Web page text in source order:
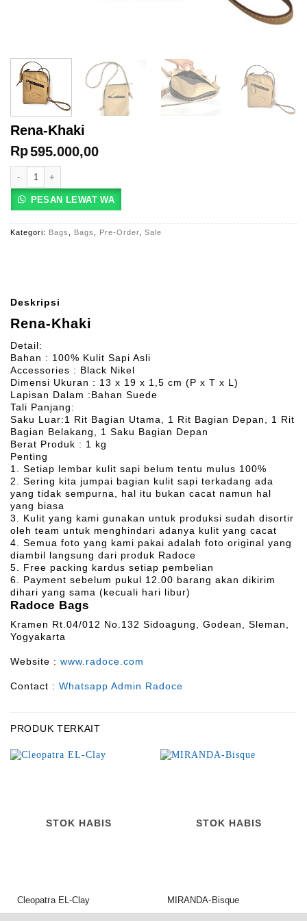
Rena-Khaki
Rp595.000,00
PESAN LEWAT WA
Kategori: Bags Bags Pre-Order Sale
Deskripsi
Rena-Khaki
Detail:
Bahan : 100% Kulit Sapi Asli
Accessories : Black Nikel
Dimensi Ukuran : 13 x 19 x 1,5 cm (P x T x L)
Lapisan Dalam :Bahan Suede
Tali Panjang:
Saku Luar:1 Rit Bagian Utama, 1 Rit Bagian Depan, 1 Rit
Bagian Belakang, 1 Saku Bagian Depan
Berat Produk : 1 kg
Penting
1. Setiap lembar kulit sapi belum tentu mulus 100%
2. Sering kita jumpai bagian kulit sapi terkadang ada
yang tidak sempurna, hal itu bukan cacat namun hal
yang biasa
3. Kulit yang kami gunakan untuk produksi sudah disortir
oleh team untuk menghindari adanya kulit yang cacat
4. Semua foto yang kami pakai adalah foto original yang
diambil langsung dari produk Radoce
5. Free packing kardus setiap pembelian
6. Payment sebelum pukul 12.00 barang akan dikirim
dihari yang sama (kecuali hari libur)
Radoce Bags
Kramen Rt.04/012 No.132 Sidoagung, Godean, Sleman,
Yogyakarta
Website : www.radoce.com
Contact : Whatsapp Admin Radoce
PRODUK TERKAIT
STOK HABIS
Cleopatra EL-Clay
STOK HABIS
MIRANDA-Bisque